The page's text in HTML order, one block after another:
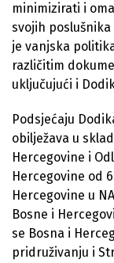
minimizirati i
svojih
je vanjska
različitim
uključujući i
Podsjećaju
obilježava u
Hercegovine i
Hercegovine od
Hercegovine u
Bosne i
se Bosna i
pridruživanju i